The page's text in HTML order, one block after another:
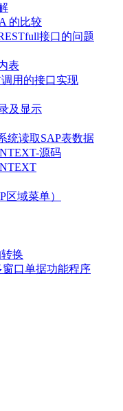
的比较
接口的问题
表
用的接口实现
及显示
统读取SAP表数据
源码
域菜单）
换
口单据功能程序